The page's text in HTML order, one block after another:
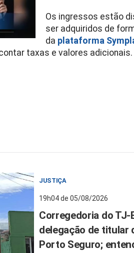
Os ingressos estão
ser adquiridos de
da plataforma
taxas e valores adicionais.
JUSTIÇA
19h04 de 05/08/2026
Corregedoria do TJ-
delegação de titular
Porto Seguro;